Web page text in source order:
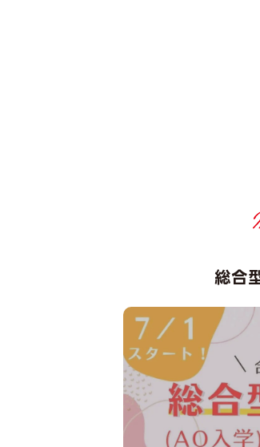
総合